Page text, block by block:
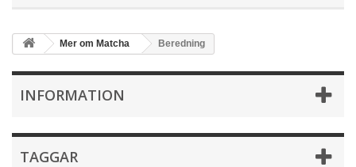
Mer om Matcha Beredning
INFORMATION
TAGGAR